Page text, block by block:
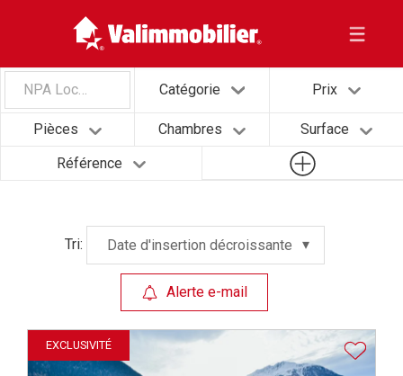
Catégorie
NPA Localité Prix
Pièces Chambres
Surface
Référence
Tri: Date d'insertion décroissante
Alerte e-mail
EXCLUSIVITÉ